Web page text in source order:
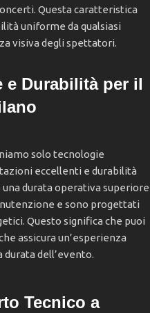
Questa caratteristica
uniforme da qualsiasi
visiva degli spettatori.
e Durabilità per il
solo tecnologie
eccellenti e durabilità
durata operativa superiore
e sono progettati
Questo significa che puoi
assicura un’esperienza
dell’evento.
Tecnico a